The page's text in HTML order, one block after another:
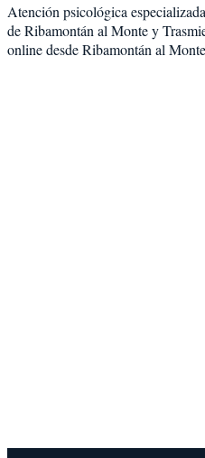
Atención psicológica
deRibamontán al Montey
online desde Ribamontán al Monte